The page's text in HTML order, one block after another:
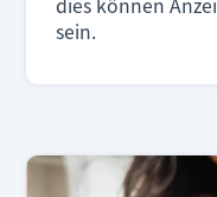
dies können
sein.